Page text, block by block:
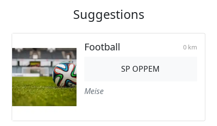
Suggestions
Football 0 km
SP OPPEM
Meise